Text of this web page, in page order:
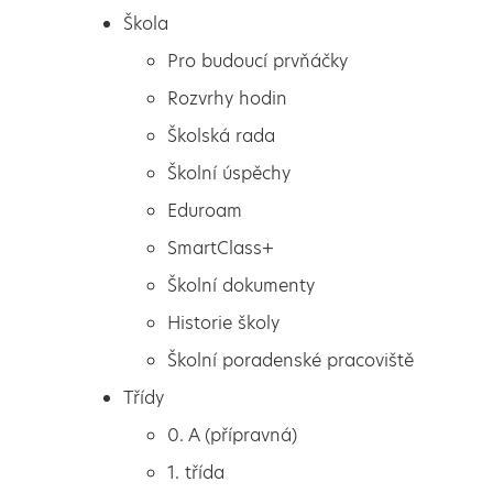
Pro budoucí prvňáčky
Rozvrhy hodin
Školská rada
Škola
Pro budoucí prvňáčky
Rozvrhy hodin
Školská rada
Školní úspěchy
Eduroam
SmartClass+
Školní dokumenty
Historie školy
Školní poradenské pracoviště
Třídy
0. A (přípravná)
1. třída
1. místo v minikopané 8. a